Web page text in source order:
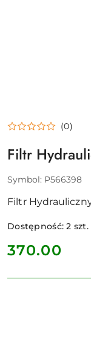
(0)
Filtr
Symbol: P566398
Filtr
Dostępność:2 szt.
cena:
370.00